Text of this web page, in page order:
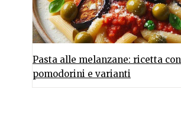
Pasta alle melanzane: ricetta con
pomodorini e varianti